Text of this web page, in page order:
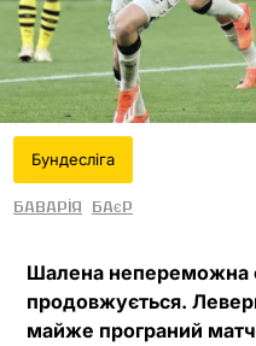
Бундесліга
Баварія Баєр
Шалена непереможна
продовжується.
майже програний